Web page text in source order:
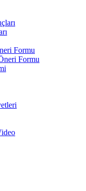
Formu
Formu